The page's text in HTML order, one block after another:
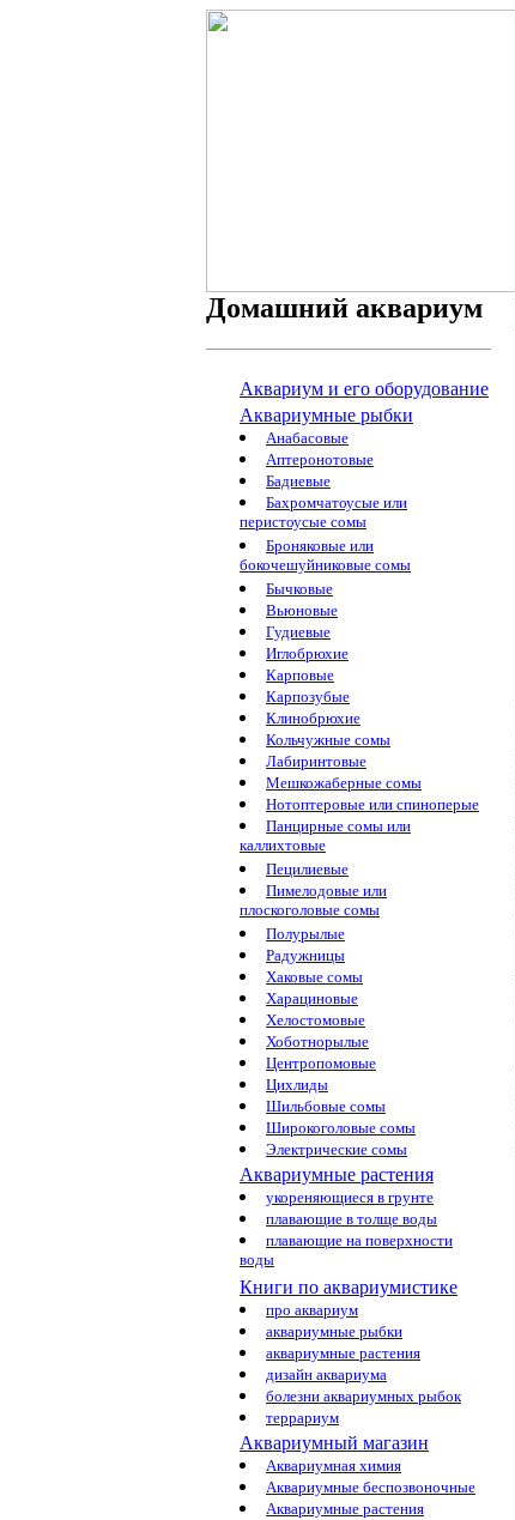
Домашний аквариум
Аквариум и его оборудование
Аквариумные рыбки
Анабасовые
Аптеронотовые
Бадиевые
Бахромчатоусые или
перистоусые сомы
Броняковые или
бокочешуйниковые сомы
Бычковые
Вьюновые
Гудиевые
Иглобрюхие
Карповые
Карпозубые
Клинобрюхие
Кольчужные сомы
Лабиринтовые
Мешкожаберные сомы
Нотоптеровые или спиноперые
Панцирные сомы или
каллихтовые
Пецилиевые
Пимелодовые или
плоскоголовые сомы
Полурылые
Радужницы
Хаковые сомы
Харациновые
Хелостомовые
Хоботнорылые
Центропомовые
Цихлиды
Шильбовые сомы
Широкоголовые сомы
Электрические сомы
Аквариумные растения
укореняющиеся в грунте
плавающие в толще воды
плавающие на поверхности
воды
Книги по аквариумистике
про аквариум
аквариумные рыбки
аквариумные растения
дизайн аквариума
болезни аквариумных рыбок
террариум
Аквариумный магазин
Аквариумная химия
Аквариумные беспозвоночные
Аквариумные растения